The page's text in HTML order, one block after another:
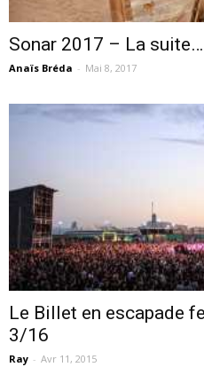
Sonar 2017 – La suite…
Anaïs Bréda - Mai 8, 2017
Le Billet en escapade
3/16
Ray - Avr 11, 2015